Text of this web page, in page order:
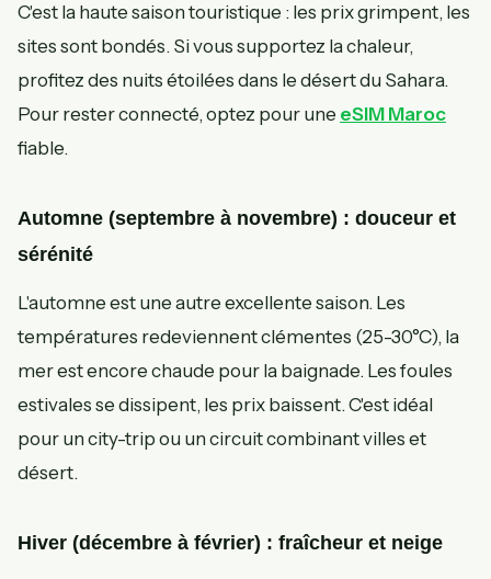
C'est la haute saison touristique : les prix grimpent, les
sites sont bondés. Si vous supportez la chaleur,
profitez des nuits étoilées dans le désert du Sahara.
Pour rester connecté, optez pour une eSIM Maroc
fiable.
Automne (septembre à novembre) : douceur et
sérénité
L'automne est une autre excellente saison. Les
températures redeviennent clémentes (25-30°C), la
mer est encore chaude pour la baignade. Les foules
estivales se dissipent, les prix baissent. C'est idéal
pour un city-trip ou un circuit combinant villes et
désert.
Hiver (décembre à février) : fraîcheur et neige